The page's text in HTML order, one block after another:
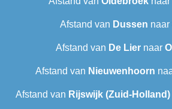
Afstand van Dussen naar
Afstand van De Lier naar
Afstand van Nieuwenhoorn
Afstand van Rijswijk (Zuid-Holland)